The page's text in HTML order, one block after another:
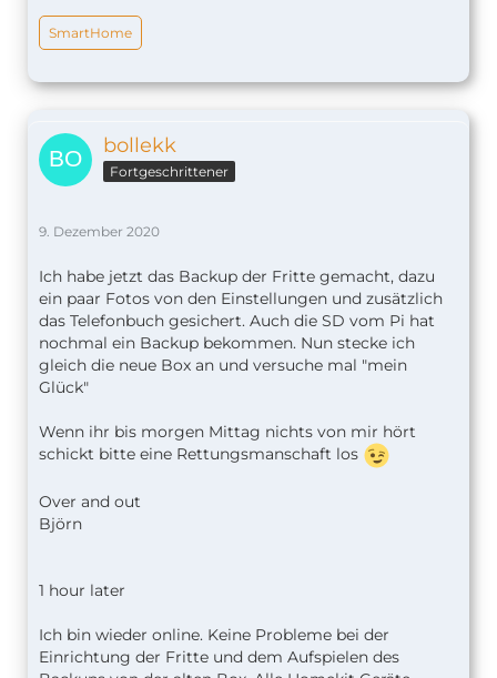
SmartHome
bollekk
Fortgeschrittener
9. Dezember 2020
Ich habe jetzt das Backup der Fritte gemacht, dazu
ein paar Fotos von den Einstellungen und zusätzlich
das Telefonbuch gesichert. Auch die SD vom Pi hat
nochmal ein Backup bekommen. Nun stecke ich
gleich die neue Box an und versuche mal "mein
Glück"
Wenn ihr bis morgen Mittag nichts von mir hört
schickt bitte eine Rettungsmanschaft los
Over and out
Björn
1 hour later
Ich bin wieder online. Keine Probleme bei der
Einrichtung der Fritte und dem Aufspielen des